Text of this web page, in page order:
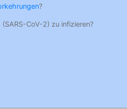
?
CoV-2) zu infizieren?